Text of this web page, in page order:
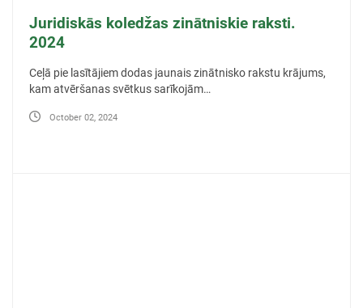
Juridiskās koledžas zinātniskie raksti.
2024
Ceļā pie lasītājiem dodas jaunais zinātnisko rakstu krājums,
kam atvēršanas svētkus sarīkojām…
October 02, 2024